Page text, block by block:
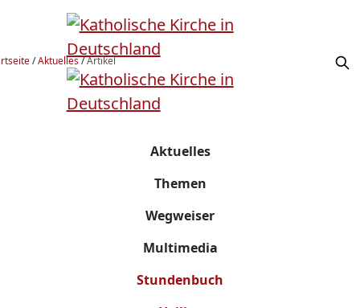
/Aktuelles/Artikel
Aktuelles
Themen
Wegweiser
Multimedia
Stundenbuch